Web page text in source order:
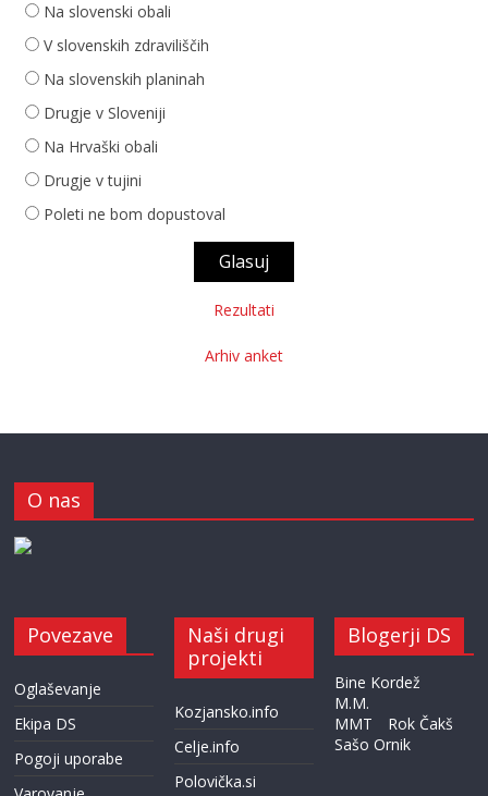
Na slovenski obali
V slovenskih zdraviliščih
Na slovenskih planinah
Drugje v Sloveniji
Na Hrvaški obali
Drugje v tujini
Poleti ne bom dopustoval
Rezultati
Arhiv anket
O nas
Povezave
Oglaševanje
Ekipa DS
Pogoji uporabe
Naši drugi
projekti
Kozjansko.info
Celje.info
Polovička.si
Blogerji DS
Bine Kordež
M.M.
MMT
Rok Čakš
Sašo Ornik